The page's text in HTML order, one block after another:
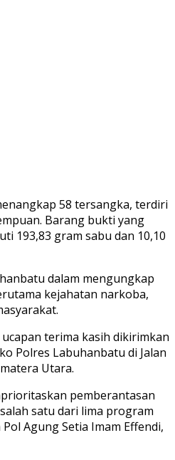
58 tersangka, terdiri
Barang bukti yang
193,83 gram sabu dan 10,10
dalam mengungkap
kejahatan narkoba,
terima kasih dikirimkan
Polres Labuhanbatu di Jalan
Utara.
pemberantasan
satu dari lima program
Agung Setia Imam Effendi,